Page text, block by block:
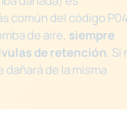
común del código
de aire, siempre
de retención. Si
dañará de la misma